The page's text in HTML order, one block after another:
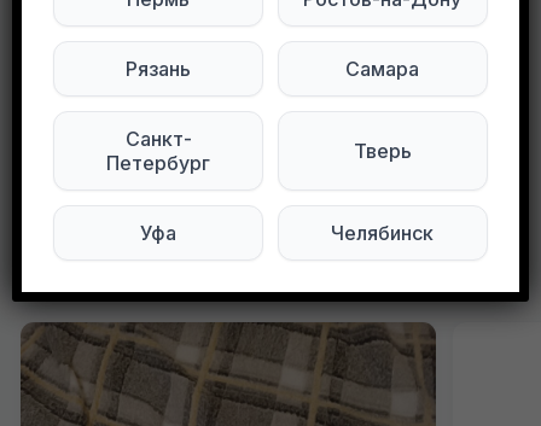
Мы в Max Мы в Telegram
Мы в ВКонтакте
0 71 просмотров
Рязань Самара
Санкт-
Петербург
Тверь
Уфа Челябинск